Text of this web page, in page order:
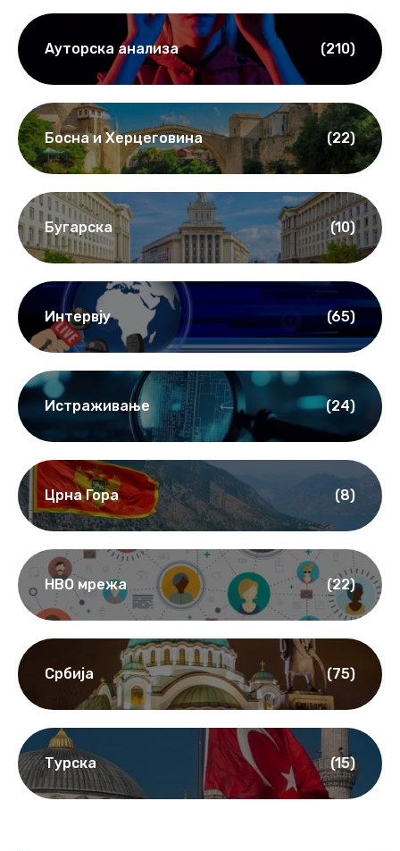
Ауторска анализа (210)
Босна и Херцеговина (22)
Бугарска (10)
Интервју (65)
Истраживање (24)
Црна Гора (8)
НВО мрежа (22)
Србија (75)
Турска (15)